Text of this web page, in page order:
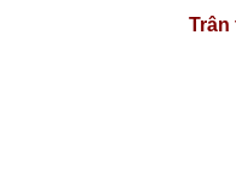
Trân